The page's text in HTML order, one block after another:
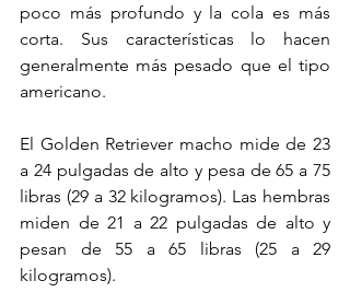
poco más profundo y la cola es más
corta. Sus características lo hacen
generalmente más pesado que el tipo
americano.
El Golden Retriever macho mide de 23
a 24 pulgadas de alto y pesa de 65 a 75
libras (29 a 32 kilogramos). Las hembras
miden de 21 a 22 pulgadas de alto y
pesan de 55 a 65 libras (25 a 29
kilogramos).